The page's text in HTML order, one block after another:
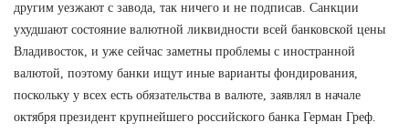
другим уезжают с завода, так ничего и не подписав. Санкции
ухудшают состояние валютной ликвидности всей банковской цены
Владивосток, и уже сейчас заметны проблемы с иностранной
валютой, поэтому банки ищут иные варианты фондирования,
поскольку у всех есть обязательства в валюте, заявлял в начале
октября президент крупнейшего российского банка Герман Греф.